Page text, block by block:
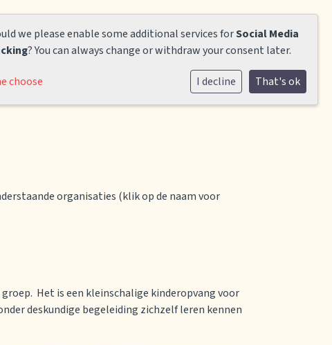
organisaties (klik op de naam voor
Het is een kleinschalige kinderopvang voor
deskundige begeleiding zichzelf leren kennen
we please enable some additional services forSocial Media
? You can always change or withdraw your consent later.
choose I decline That's ok